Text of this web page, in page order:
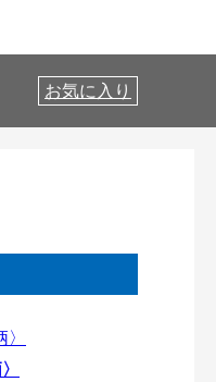
お気に入り